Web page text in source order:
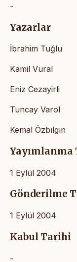
-
Yazarlar
İbrahim Tuğlu
Kamil Vural
Eniz Cezayirli
Tuncay Varol
Kemal Özbılgın
Yayımlanma
1 Eylül 2004
Gönderilme
1 Eylül 2004
Kabul Tarihi
-